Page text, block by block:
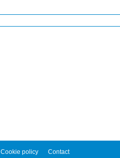
Cookie policy Contact